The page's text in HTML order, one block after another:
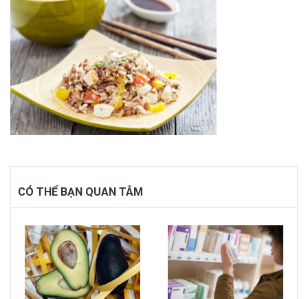
CÓ THỂ BẠN QUAN TÂM